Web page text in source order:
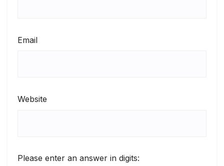
Email
Website
Please enter an answer in digits: